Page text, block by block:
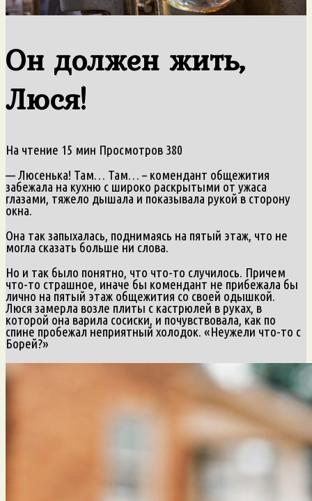
Он должен жить,
Люся!
На чтение 15 мин Просмотров 380
— Люсенька! Там… Там… – комендант общежития
забежала на кухню с широко раскрытыми от ужаса
глазами, тяжело дышала и показывала рукой в сторону
окна.
Она так запыхалась, поднимаясь на пятый этаж, что не
могла сказать больше ни слова.
Но и так было понятно, что что-то случилось. Причем
что-то страшное, иначе бы комендант не прибежала бы
лично на пятый этаж общежития со своей одышкой.
Люся замерла возле плиты с кастрюлей в руках, в
которой она варила сосиски, и почувствовала, как по
спине пробежал неприятный холодок. «Неужели что-то с
Борей?»